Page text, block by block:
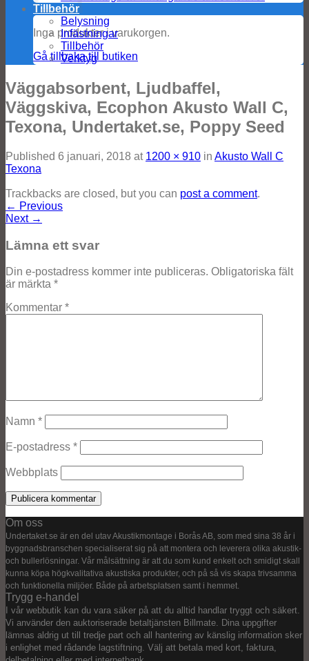
Inga produkter i varukorgen.
Gå tillbaka till butiken
Tillbehör
Belysning
Infästningar
Tillbehör
Verktyg
Väggabsorbent, Ljudbaffel,
Väggskiva, Ecophon Akusto Wall C,
Texona, Undertaket.se, Poppy Seed
Published 6 januari, 2018 at 1200 × 910 in Akusto Wall C
Texona
Trackbacks are closed, but you can post a comment.
← Previous
Next →
Lämna ett svar
Din e-postadress kommer inte publiceras. Obligatoriska fält
är märkta *
Kommentar *
Namn *
E-postadress *
Webbplats
Om oss
Undertaket.se är en del utav Akustikmontage i Borås AB, som med sina 38 år i
byggnadsbranschen specialiserat sig på att montera och leverera olika akustik-
och bullerlösningar. Vår målsättning är att du som kund enkelt och smidigt skall
kunna köpa högkvalitativa akustiska produkter, och på så vis skapa trivsamma
och funktionella miljöer. Både på arbetsplatsen samt i hemmet.
Trygg e-handel
I vår webbutik kan du vara säker på att du alltid handlar tryggt och säkert.
Vi använder den auktoriserade betaltjänsten Billmate. Dina uppgifter
lämnas aldrig ut till tredje part och all hantering av känslig information sker
i enlighet med rådande lagstiftning. Välj att betala med kort, faktura,